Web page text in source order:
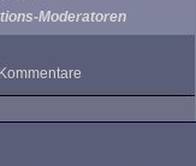
Moderatoren